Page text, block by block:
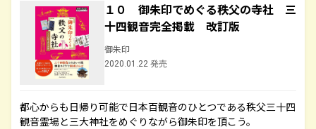
１０ 御朱印でめぐる秩父の寺社 三
十四観音完全掲載 改訂版
御朱印
2020.01.22 発売
都心からも日帰り可能で日本百観音のひとつである秩父三十四
観音霊場と三大神社をめぐりながら御朱印を頂こう。